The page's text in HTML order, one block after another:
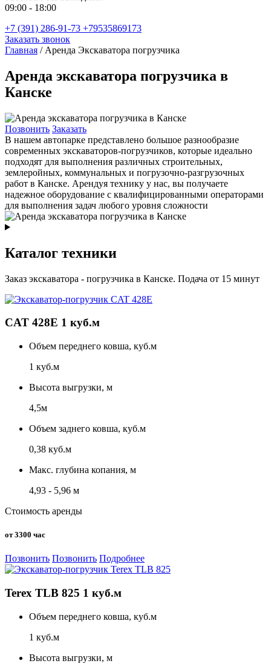
09:00 - 18:00
+7 (391) 286-91-73 +79535869173
Заказать звонок
Главная / Аренда Экскаватора погрузчика
Аренда экскаватора погрузчика в
Канске
Позвонить Заказать
В нашем автопарке представлено большое разнообразие
современных экскаваторов-погрузчиков, которые идеально
подходят для выполнения различных строительных,
землеройных, коммунальных и погрузочно-разгрузочных
работ в Канске. Арендуя технику у нас, вы получаете
надежное оборудование с квалифицированными операторами
для выполнения задач любого уровня сложности
Каталог техники
Заказ экскаватора - погрузчика в Канске. Подача от 15 минут
CAT 428E 1 куб.м
Объем переднего ковша, куб.м
1 куб.м
Высота выгрузки, м
4,5м
Объем заднего ковша, куб.м
0,38 куб.м
Макс. глубина копания, м
4,93 - 5,96 м
Стоимость аренды
от 3300 час
Позвонить Позвонить Подробнее
Terex TLB 825 1 куб.м
Объем переднего ковша, куб.м
1 куб.м
Высота выгрузки, м